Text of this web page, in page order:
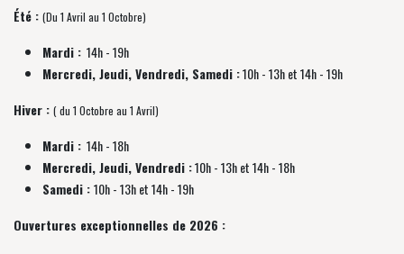
Été : (Du 1 Avril au 1 Octobre)
Mardi : 14h - 19h
Mercredi, Jeudi, Vendredi, Samedi :10h - 13h et 14h - 19h
Hiver : ( du 1 Octobre au 1 Avril)
Mardi : 14h - 18h
Mercredi, Jeudi, Vendredi :10h - 13h et 14h - 18h
Samedi :10h - 13h et 14h - 19h
Ouvertures exceptionnelles de 2026 :